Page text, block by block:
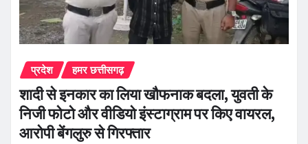
प्रदेश हमर छत्तीसगढ़
शादी से इनकार का लिया खौफनाक बदला, युवती के
निजी फोटो और वीडियो इंस्टाग्राम पर किए वायरल,
आरोपी बेंगलुरु से गिरफ्तार